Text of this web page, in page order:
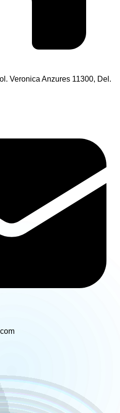
Veronica Anzures 11300, Del.